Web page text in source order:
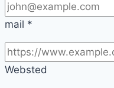
mail *
Websted